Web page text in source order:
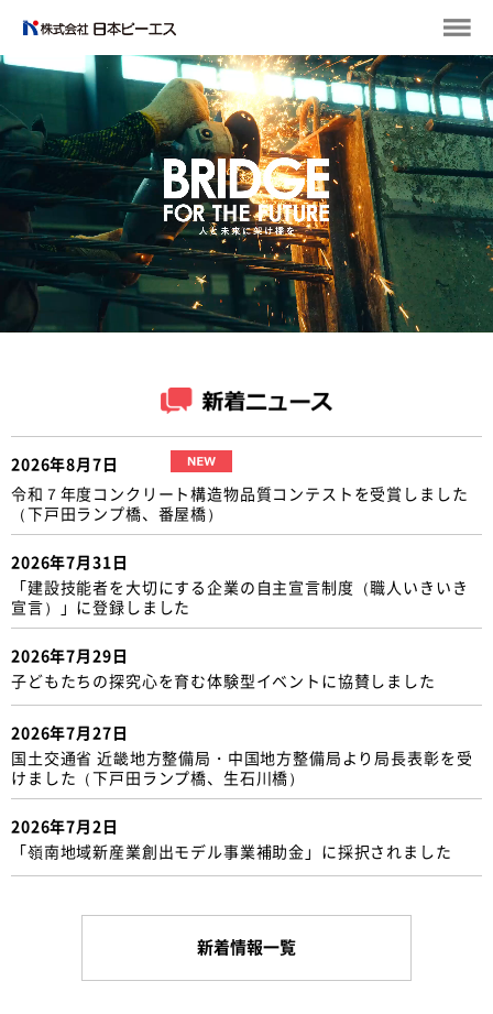
2026年8月7日
令和７年度コンクリート構造物品質コンテストを受賞しました
（下戸田ランプ橋、番屋橋）
2026年7月31日
「建設技能者を大切にする企業の自主宣言制度（職人いきいき
宣言）」に登録しました
2026年7月29日
子どもたちの探究心を育む体験型イベントに協賛しました
2026年7月27日
国土交通省 近畿地方整備局・中国地方整備局より局長表彰を受
けました（下戸田ランプ橋、生石川橋）
2026年7月2日
「嶺南地域新産業創出モデル事業補助金」に採択されました
新着情報一覧